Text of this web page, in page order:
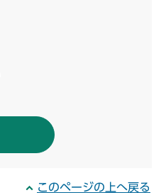
このページの上へ戻る